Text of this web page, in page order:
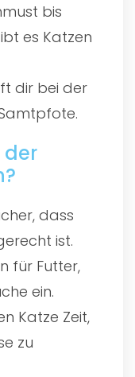
bis
es Katzen
dir bei der
der
dass
ist.
für Futter,
ein.
Katze Zeit,
zu